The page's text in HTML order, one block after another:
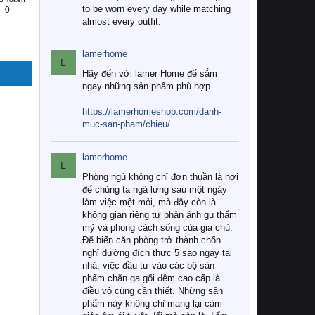
0
to be worn every day while matching
almost every outfit.
L
lamerhome
Hãy đến với lamer Home để sắm
ngay những sản phẩm phù hợp
https://lamerhomeshop.com/danh-
muc-san-pham/chieu/
L
lamerhome
Phòng ngủ không chỉ đơn thuần là nơi
để chúng ta ngả lưng sau một ngày
làm việc mệt mỏi, mà đây còn là
không gian riêng tư phản ánh gu thẩm
mỹ và phong cách sống của gia chủ.
Để biến căn phòng trở thành chốn
nghỉ dưỡng đích thực 5 sao ngay tại
nhà, việc đầu tư vào các bộ sản
phẩm chăn ga gối đệm cao cấp là
điều vô cùng cần thiết. Những sản
phẩm này không chỉ mang lại cảm